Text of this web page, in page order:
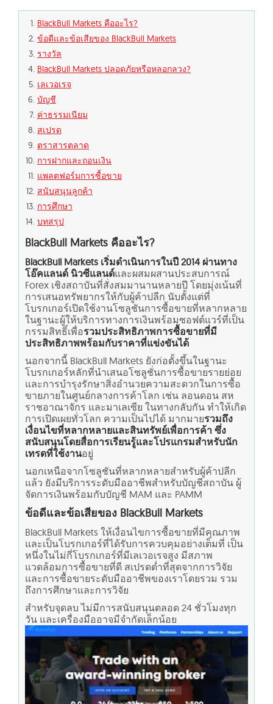
BlackBull Markets คืออะไร?
ข้อดีและข้อเสียของ BlackBull Markets
รางวัล
BlackBull Markets ปลอดภัยหรือหลอกลวง?
เลเวอเรจ
บัญชี
ค่าธรรมเนียม
สเปรด
ตราสารตลาด
การฝากและถอนเงิน
แพลตฟอร์มการซื้อขาย
สนับสนุนลูกค้า
การศึกษา
บทสรุป
BlackBull Markets คืออะไร?
BlackBull Markets เริ่มดำเนินการในปี 2014 ผ่านทาง
โอ๊คแลนด์ นิวซีแลนด์และผสมผสานประสบการณ์
Forex เชิงสถาบันที่สั่งสมมานานหลายปี โดยมุ่งเน้นที่
การเสนอทรัพยากรให้กับผู้ค้าปลีก นับตั้งแต่ที่
โบรกเกอร์เปิดใช้งานโซลูชันการซื้อขายที่หลากหลาย
ในฐานะผู้ให้บริการทางการเงินพร้อมซอฟต์แวร์ที่เป็น
กรรมสิทธิ์เพื่อรวมประสิทธิภาพการซื้อขายที่มี
ประสิทธิภาพพร้อมกับราคาที่แข่งขันได้
นอกจากนี้ BlackBull Markets ยังก่อตั้งขึ้นในฐานะ
โบรกเกอร์หลักที่นำเสนอโซลูชั่นการซื้อขายรายย่อย
และการบำรุงรักษาสิ่งอำนวยความสะดวกในการซื้อ
ขายภายในศูนย์กลางการค้าโลก เช่น ลอนดอน สห
ราชอาณาจักร และมาเลเซีย ในทางกลับกัน ทำให้เกิด
การเปิดเผยทั่วโลก ความเป็นไปได้ มากมายรวมถึง
เงื่อนไขที่หลากหลายและสินทรัพย์เพื่อการค้า ซึ่ง
สนับสนุนโดยสื่อการเรียนรู้และโปรแกรมสำหรับนัก
เทรดที่ใช้งานอยู่
นอกเหนือจากโซลูชันที่หลากหลายสำหรับผู้ค้าปลีก
แล้ว ยังมีบริการระดับมืออาชีพสำหรับบัญชีสถาบัน ผู้
จัดการเงินพร้อมกับบัญชี MAM และ PAMM
ข้อดีและข้อเสียของ BlackBull Markets
BlackBull Markets ให้เงื่อนไขการซื้อขายที่มีคุณภาพ
และเป็นโบรกเกอร์ที่ได้รับการควบคุมอย่างเต็มที่ เป็น
หนึ่งในไม่กี่โบรกเกอร์ที่มีเลเวอเรจสูง มีสภาพ
แวดล้อมการซื้อขายที่ดี สเปรดต่ำที่สุดจากการวิจัย
และการซื้อขายระดับมืออาชีพของเราโดยรวม รวม
ถึงการศึกษาและการวิจัย
สำหรับจุดลบ ไม่มีการสนับสนุนตลอด 24 ชั่วโมงทุก
วัน และเครื่องมืออาจมีจำกัดเล็กน้อย